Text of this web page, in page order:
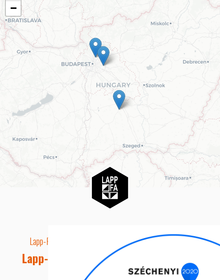
−
Lapp-Fa EUTR technikai azonosító száma: AA5849163
Lapp-fa Kft. Webshop Ügyfélszolgálat
Telefon: +36 20 8515050